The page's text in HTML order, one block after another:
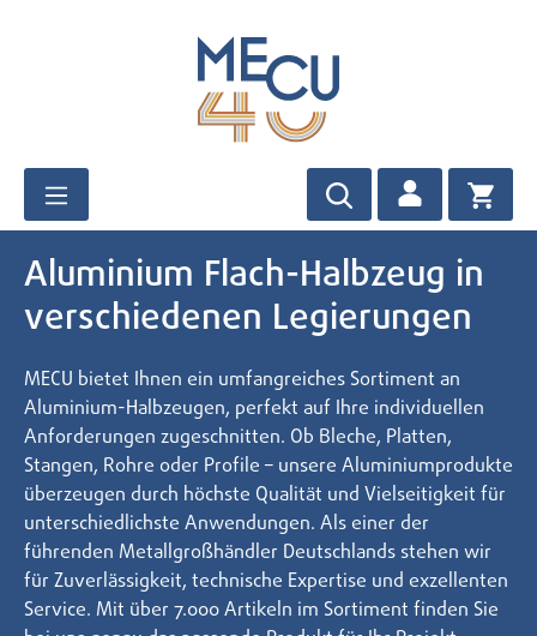
Aluminium Flach-Halbzeug in
verschiedenen Legierungen
MECU bietet Ihnen ein umfangreiches Sortiment an
Aluminium-Halbzeugen, perfekt auf Ihre individuellen
Anforderungen zugeschnitten. Ob Bleche, Platten,
Stangen, Rohre oder Profile – unsere Aluminiumprodukte
überzeugen durch höchste Qualität und Vielseitigkeit für
unterschiedlichste Anwendungen. Als einer der
führenden Metallgroßhändler Deutschlands stehen wir
für Zuverlässigkeit, technische Expertise und exzellenten
Service. Mit über 7.000 Artikeln im Sortiment finden Sie